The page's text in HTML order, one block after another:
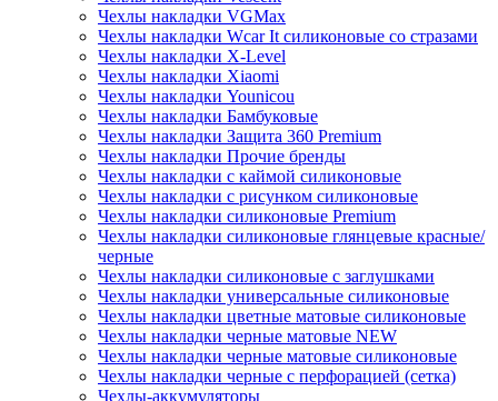
Чехлы накладки VGMax
Чехлы накладки Wcar It силиконовые со стразами
Чехлы накладки X-Level
Чехлы накладки Xiaomi
Чехлы накладки Younicou
Чехлы накладки Бамбуковые
Чехлы накладки Защита 360 Premium
Чехлы накладки Прочие бренды
Чехлы накладки с каймой силиконовые
Чехлы накладки с рисунком силиконовые
Чехлы накладки силиконовые Premium
Чехлы накладки силиконовые глянцевые красные/
черные
Чехлы накладки силиконовые с заглушками
Чехлы накладки универсальные силиконовые
Чехлы накладки цветные матовые силиконовые
Чехлы накладки черные матовые NEW
Чехлы накладки черные матовые силиконовые
Чехлы накладки черные с перфорацией (сетка)
Чехлы-аккумуляторы